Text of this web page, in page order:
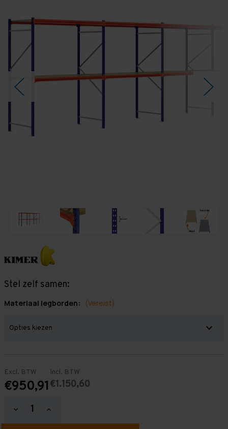
Stel zelf samen:
Materiaal legborden: (Vereist)
Excl. BTW
€950,91
Incl. BTW
€1.150,60
Hoeveelheid
verlagen
Hoeveelheid
verhogen